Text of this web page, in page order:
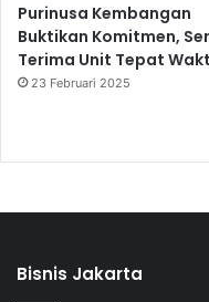
Purinusa Kembangan
Buktikan Komitmen,
Terima Unit Tepat
23 Februari 2025
Bisnis Jakarta